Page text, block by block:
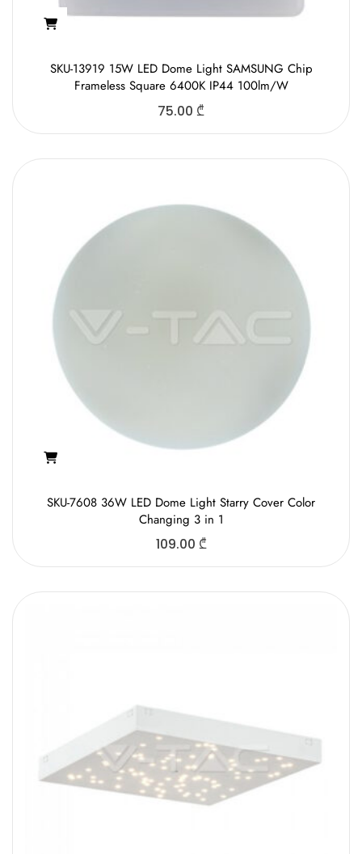
SKU-13919 15W LED Dome Light SAMSUNG Chip
Frameless Square 6400K IP44 100lm/W
75.00 ₾
SKU-7608 36W LED Dome Light Starry Cover Color
Changing 3 in 1
109.00 ₾